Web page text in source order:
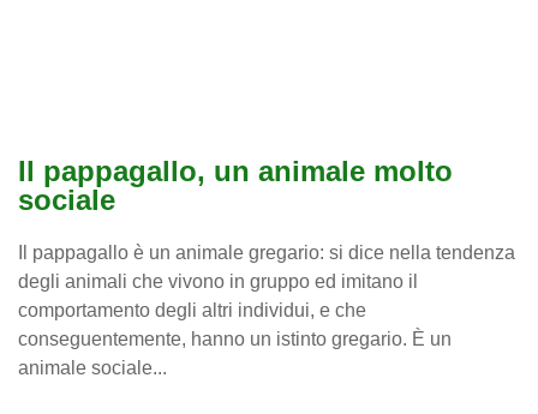
Il pappagallo, un animale molto
sociale
Il pappagallo è un animale gregario: si dice nella tendenza
degli animali che vivono in gruppo ed imitano il
comportamento degli altri individui, e che
conseguentemente, hanno un istinto gregario. È un
animale sociale...